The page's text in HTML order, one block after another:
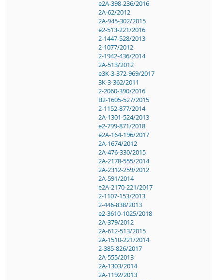
e2A-398-236/2016
2A-62/2012
2A-945-302/2015
e2-513-221/2016
2-1447-528/2013
2-1077/2012
2-1942-436/2014
2A-513/2012
e3K-3-372-969/2017
3K-3-362/2011
2-2060-390/2016
B2-1605-527/2015
2-1152-877/2014
2A-1301-524/2013
e2-799-871/2018
e2A-164-196/2017
2A-1674/2012
2A-476-330/2015
2A-2178-555/2014
2A-2312-259/2012
2A-591/2014
e2A-2170-221/2017
2-1107-153/2013
2-446-838/2013
e2-3610-1025/2018
2A-379/2012
2A-612-513/2015
2A-1510-221/2014
2-385-826/2017
2A-555/2013
2A-1303/2014
2A-1192/2013